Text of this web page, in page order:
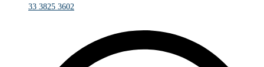
33 3825 3602